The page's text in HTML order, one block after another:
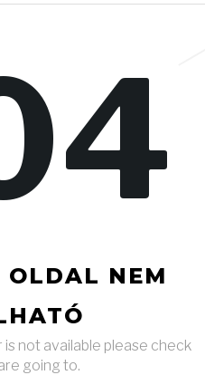
OLDAL NEM
not available please check
going to.